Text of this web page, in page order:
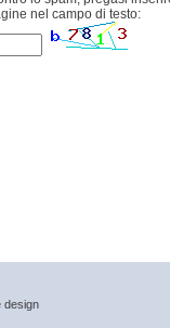
nel campo di testo:
design